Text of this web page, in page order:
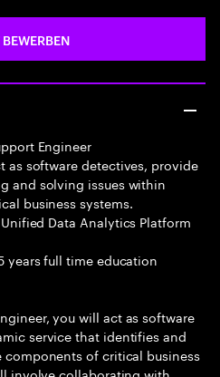
BEWERBEN
Engineer
as software detectives, provide
and solving issues within
business systems.
Data Analytics Platform
years full time education
you will act as software
service that identifies and
of critical business